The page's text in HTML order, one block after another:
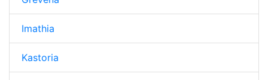
Imathia
Kastoria